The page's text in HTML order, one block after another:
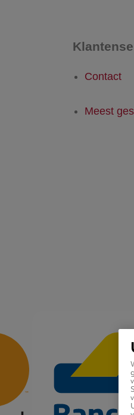
Contact
Meest